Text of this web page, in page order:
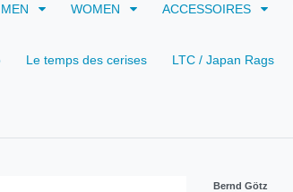
MEN WOMEN ACCESSOIRES
Le temps des cerises LTC / Japan Rags
Bernd Götz